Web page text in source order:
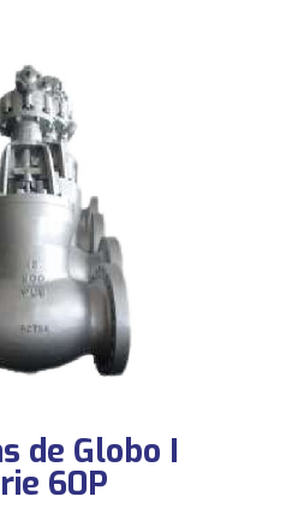
de Globo I
60P